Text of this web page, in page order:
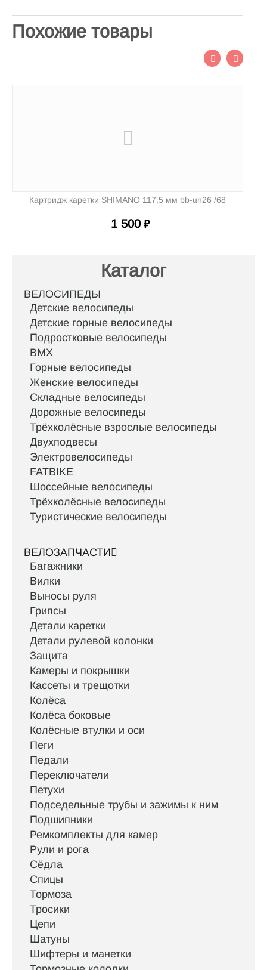
Похожие товары
Картридж каретки SHIMANO 117,5 мм bb-un26 /68
1 500 ₽
Каталог
ВЕЛОСИПЕДЫ
Детские велосипеды
Детские горные велосипеды
Подростковые велосипеды
BMX
Горные велосипеды
Женские велосипеды
Складные велосипеды
Дорожные велосипеды
Трёхколёсные взрослые велосипеды
Двухподвесы
Электровелосипеды
FATBIKE
Шоссейные велосипеды
Трёхколёсные велосипеды
Туристические велосипеды
ВЕЛОЗАПЧАСТИ
Багажники
Вилки
Выносы руля
Грипсы
Детали каретки
Детали рулевой колонки
Защита
Камеры и покрышки
Кассеты и трещотки
Колёса
Колёса боковые
Колёсные втулки и оси
Пеги
Педали
Переключатели
Петухи
Подседельные трубы и зажимы к ним
Подшипники
Ремкомплекты для камер
Рули и рога
Сёдла
Спицы
Тормоза
Тросики
Цепи
Шатуны
Шифтеры и манетки